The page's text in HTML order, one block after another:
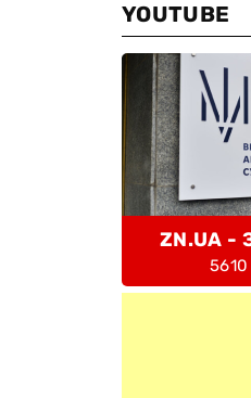
YOUTUBE
ZN.UA -